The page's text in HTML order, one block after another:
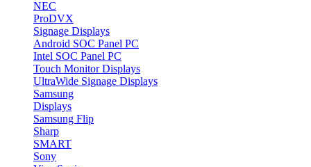
NEC
ProDVX
Signage Displays
Android SOC Panel PC
Intel SOC Panel PC
Touch Monitor Displays
UltraWide Signage Displays
Samsung
Displays
Samsung Flip
Sharp
SMART
Sony